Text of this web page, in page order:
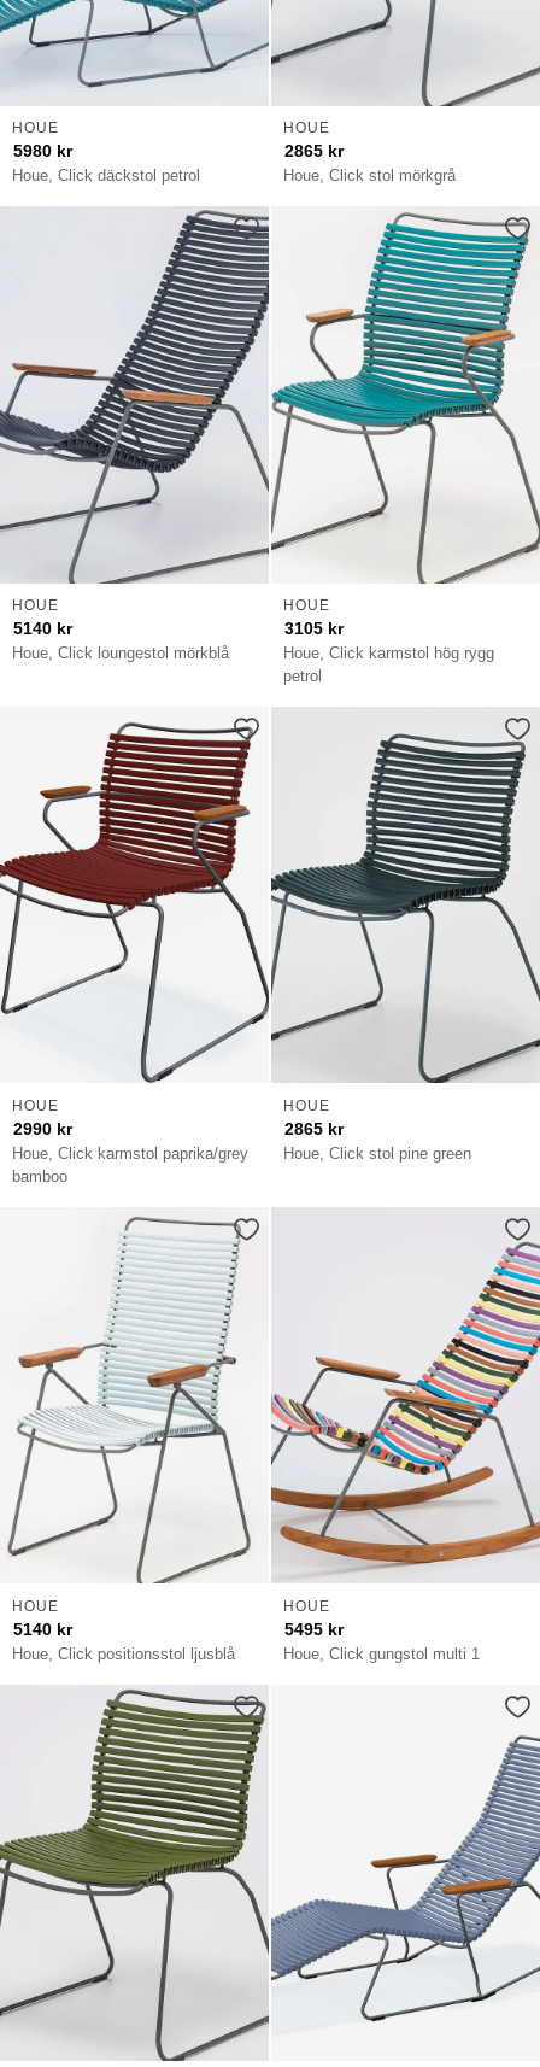
Houe, Click däckstol petrol
HOUE
5980 kr
Houe, Click stol mörkgrå
HOUE
2865 kr
Houe, Click loungestol mörkblå
HOUE
5140 kr
Houe, Click karmstol hög rygg
petrol
HOUE
3105 kr
Houe, Click karmstol paprika/grey
bamboo
HOUE
2990 kr
Houe, Click stol pine green
HOUE
2865 kr
Houe, Click positionsstol ljusblå
HOUE
5140 kr
Houe, Click gungstol multi 1
HOUE
5495 kr